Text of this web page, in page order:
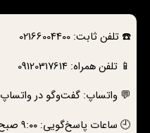
☎️تلفن ثابت:02166004400
📱 تلفن همراه:09120317614
💬 واتساپ:گفت‌وگو در واتساپ
🕘 ساعات پاسخ‌گویی: ۹:۰۰ صبح تا ۲۱:۰۰ شب